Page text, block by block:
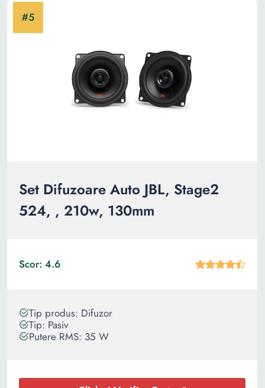
Set Difuzoare Auto JBL, Stage2
524, , 210w, 130mm
Scor: 4.6
Tip produs: Difuzor
Tip: Pasiv
Putere RMS: 35 W